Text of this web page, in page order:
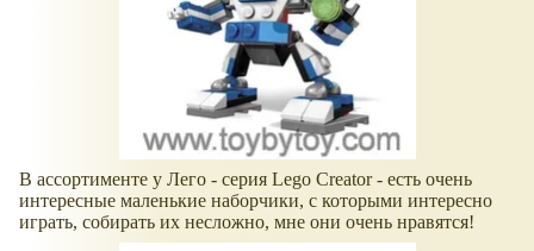
В ассортименте у Лего - серия Lego Creator - есть очень
интересные маленькие наборчики, с которыми интересно
играть, собирать их несложно, мне они очень нравятся!